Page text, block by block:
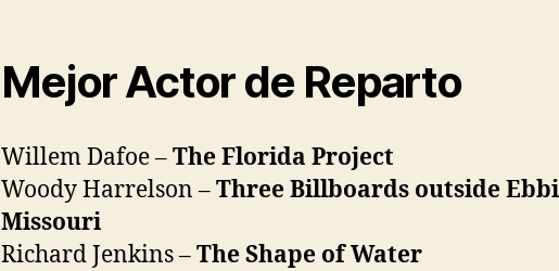
Mejor Actor de Reparto
Willem Dafoe –The Florida Project
Woody Harrelson –Three Billboards outside
Missouri
Richard Jenkins –The Shape of Water